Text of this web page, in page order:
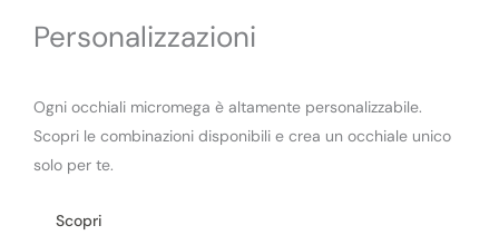
Personalizzazioni
Ogni occhiali micromega è altamente personalizzabile.
Scopri le combinazioni disponibili e crea un occhiale unico
solo per te.
Scopri